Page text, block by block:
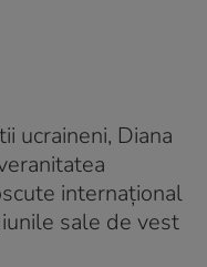
ucraineni, Diana
internațional
sale de vest